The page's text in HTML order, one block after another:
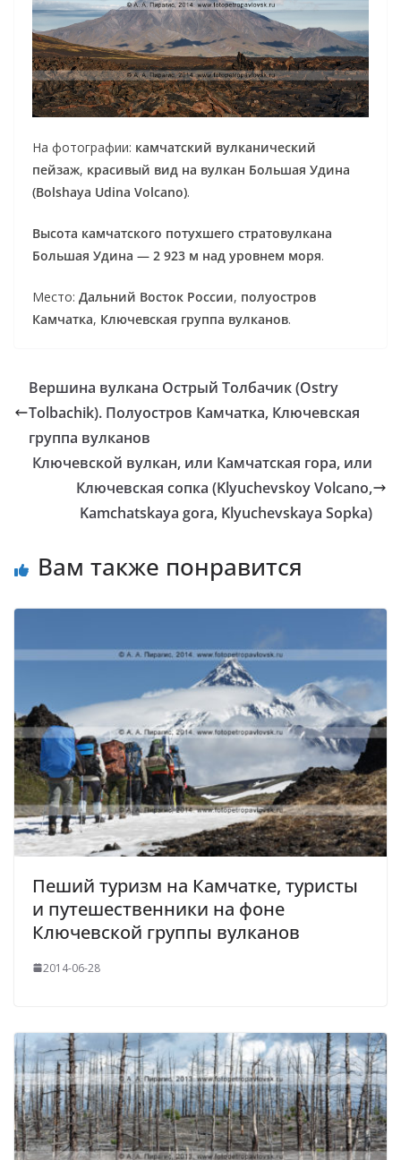
На фотографии: камчатский вулканический
пейзаж, красивый вид на вулкан Большая Удина
(Bolshaya Udina Volcano).
Высота камчатского потухшего стратовулкана
Большая Удина — 2 923 м над уровнем моря.
Место: Дальний Восток России, полуостров
Камчатка, Ключевская группа вулканов.
Вершина вулкана Острый Толбачик (Ostry
Tolbachik). Полуостров Камчатка, Ключевская
группа вулканов
Ключевской вулкан, или Камчатская гора, или
Ключевская сопка (Klyuchevskoy Volcano,
Kamchatskaya gora, Klyuchevskaya Sopka)
Вам также понравится
Пеший туризм на Камчатке, туристы
и путешественники на фоне
Ключевской группы вулканов
2014-06-28